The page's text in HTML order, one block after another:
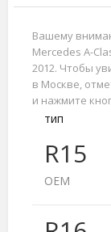
Вашему
Mercedes A-
2012. Чтобы
в Москве,
и нажмите
R15
тип
ОЕМ